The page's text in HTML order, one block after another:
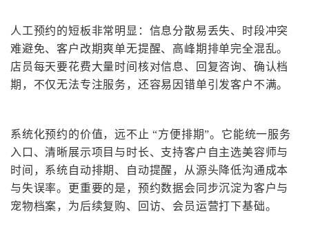
人工预约的短板非常明显：信息分散易丢失、时段冲突
难避免、客户改期爽单无提醒、高峰期排单完全混乱。
店员每天要花费大量时间核对信息、回复咨询、确认档
期，不仅无法专注服务，还容易因错单引发客户不满。
系统化预约的价值，远不止 “方便排期”。它能统一服务
入口、清晰展示项目与时长、支持客户自主选美容师与
时间，系统自动排期、自动提醒，从源头降低沟通成本
与失误率。更重要的是，预约数据会同步沉淀为客户与
宠物档案，为后续复购、回访、会员运营打下基础。